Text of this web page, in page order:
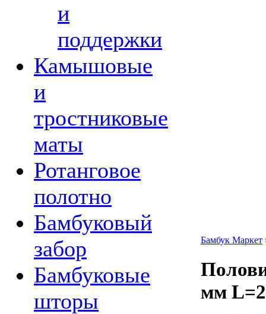
и
поддержки
Камышовые
и
тростниковые
маты
Ротанговое
полотно
Бамбуковый
забор
Бамбуковые
шторы
Бамбук Маркет
мм